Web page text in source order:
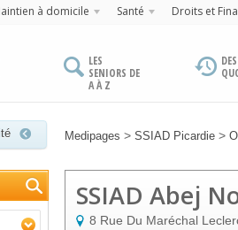
à domicile Santé Droits et
LES
SENIORS DE
A À Z
Medipages > SSIAD Picardie >
SSIAD Abej
8 Rue Du Maréchal